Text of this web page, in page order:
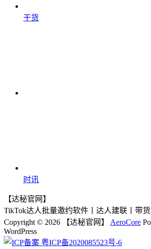
干货
时讯
【达秘官网】
TikTok达人批量邀约软件丨达人建联丨带
Copyright © 2026 【达秘官网】 AeroCore
WordPress
粤ICP备2020085523号-6